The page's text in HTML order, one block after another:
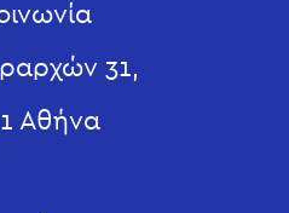
31,
Αθήνα